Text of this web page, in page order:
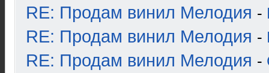
RE: Продам винил Мелодия -
RE: Продам винил Мелодия -
RE: Продам винил Мелодия -